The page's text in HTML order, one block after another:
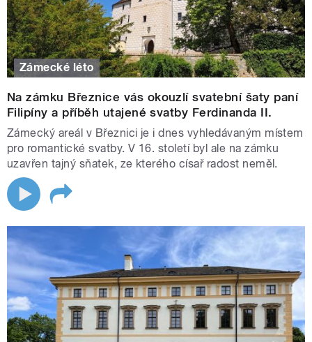
Zámecké léto
Na zámku Březnice vás okouzlí svatební šaty paní
Filipíny a příběh utajené svatby Ferdinanda II.
Zámecký areál v Březnici je i dnes vyhledávaným místem
pro romantické svatby. V 16. století byl ale na zámku
uzavřen tajný sňatek, ze kterého císař radost neměl.